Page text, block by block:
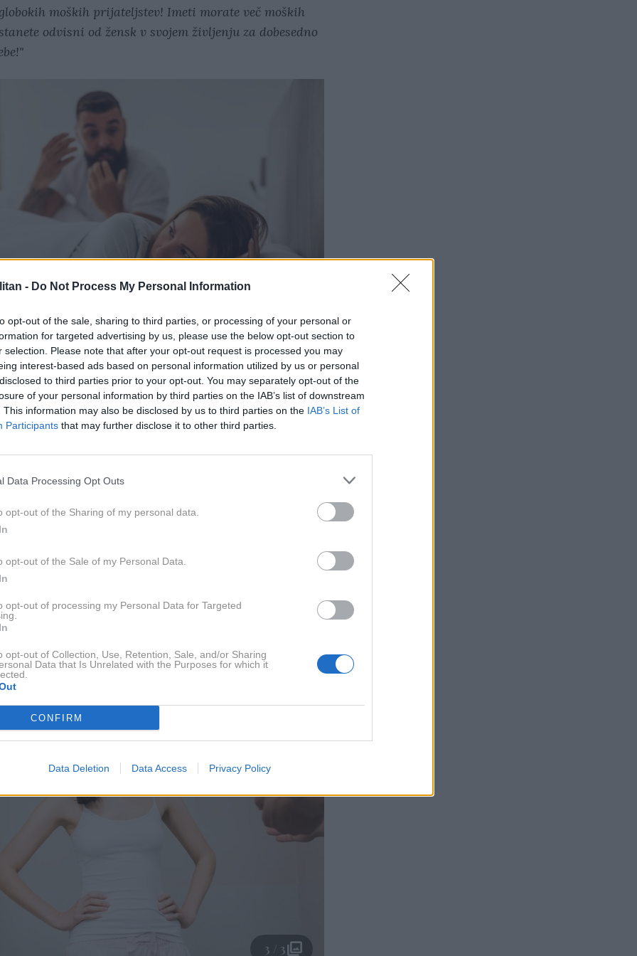
- Do Not Process My Personal Information
opt-out of the sale, sharing to third parties, or processing of your personal or
for targeted advertising by us, please use the below opt-out section to
selection. Please note that after your opt-out request is processed you may
interest-based ads based on personal information utilized by us or personal
to third parties prior to your opt-out. You may separately opt-out of the
of your personal information by third parties on the IAB’s list of downstream
This information may also be disclosed by us to third parties on the IAB’s List of
Participants that may further disclose it to other third parties.
Data Processing Opt Outs
opt-out of the Sharing of my personal data.
opt-out of the Sale of my Personal Data.
opt-out of processing my Personal Data for Targeted
opt-out of Collection, Use, Retention, Sale, and/or Sharing
Data that Is Unrelated with the Purposes for which it
CONFIRM
Data Deletion Data Access Privacy Policy
moških prijateljstev! Imeti morate več moških
odvisni od žensk v svojem življenju za dobesedno
2 / 3
Profimedia
ki ne razmišljajo o čustvih drugih. Tega niti ne
jim ne pride na misel. Res bi si želela, da bi se to
se ne morem niti pogovarjati na aplikaciji za
takoj nanesel na seks ali moj videz. Izmislite si kaj
inteligence. Mislim, da bi se veliko odnosov izboljšalo,
terapijo, čeprav bi jo očitno potrebovali, ker se bojijo,
čustveni."
3 / 3